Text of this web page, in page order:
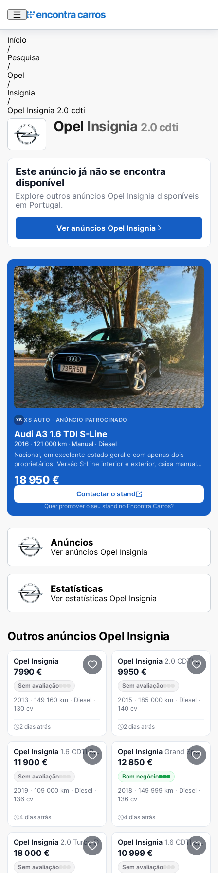
Início
/
Pesquisa
/
Opel
/
Insignia
/
Opel Insignia 2.0 cdti
Opel Insignia 2.0 cdti
Este anúncio já não se encontra
disponível
Explore outros anúncios Opel Insignia disponíveis
em Portugal.
Ver anúncios Opel Insignia
XS AUTO · ANÚNCIO PATROCINADO
Audi A3 1.6 TDI S-Line
2016 · 121 000 km · Manual · Diesel
Nacional, em excelente estado geral e com apenas dois
proprietários. Versão S-Line interior e exterior, caixa manual
18 950€
Quer promover o seu stand no Encontra Carros?
Contactar o stand
Anúncios
Ver anúncios Opel Insignia
Estatísticas
Ver estatísticas Opel Insignia
Outros anúncios Opel Insignia
Opel Insignia
7990 €
Sem avaliação
2013 · 149 160 km · Diesel ·
130 cv
2 dias atrás
Opel Insignia 2.0 CDTI Cosmo S/S
9950 €
Sem avaliação
2015 · 185 000 km · Diesel ·
140 cv
2 dias atrás
Opel Insignia 1.6 CDTi Business Edition
11 900 €
Sem avaliação
2019 · 109 000 km · Diesel ·
136 cv
4 dias atrás
Opel Insignia Grand Sport 1.6cdti Inovation
12 850 €
Bom negócio
2018 · 149 999 km · Diesel ·
136 cv
4 dias atrás
Opel Insignia 2.0 Turbo D
18 000 €
Sem avaliação
Opel Insignia 1.6 CDTI executive S/S
10 999 €
Sem avaliação